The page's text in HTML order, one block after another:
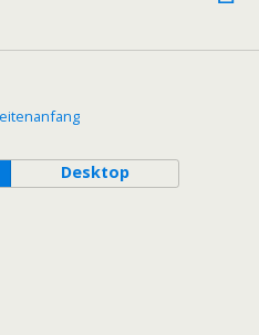
Desktop